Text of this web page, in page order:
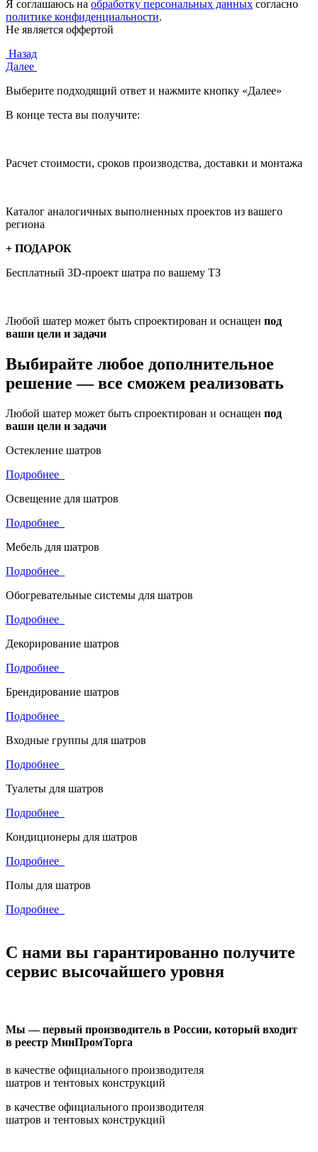
Я соглашаюсь на обработку персональных данных согласно
политике конфиденциальности.
Не является оффертой
Назад
Далее
Выберите подходящий ответ и нажмите кнопку «Далее»
В конце теста вы получите:
Расчет стоимости, сроков производства, доставки и монтажа
Каталог аналогичных выполненных проектов из вашего
региона
+ ПОДАРОК
Бесплатный 3D-проект шатра по вашему ТЗ
Любой шатер может быть спроектирован и оснащен под
ваши цели и задачи
Выбирайте любое дополнительное
решение —все сможем реализовать
Любой шатер может быть спроектирован и оснащен под
ваши цели и задачи
Остекление шатров
Подробнее
Освещение для шатров
Подробнее
Мебель для шатров
Подробнее
Обогревательные системы для шатров
Подробнее
Декорирование шатров
Подробнее
Брендирование шатров
Подробнее
Входные группы для шатров
Подробнее
Туалеты для шатров
Подробнее
Кондиционеры для шатров
Подробнее
Полы для шатров
Подробнее
С нами вы гарантированно получите
сервис высочайшего уровня
Мы — первый производитель в России, который входит
в реестр МинПромТорга
в качестве официального производителя
шатров и тентовых конструкций
в качестве официального производителя
шатров и тентовых конструкций